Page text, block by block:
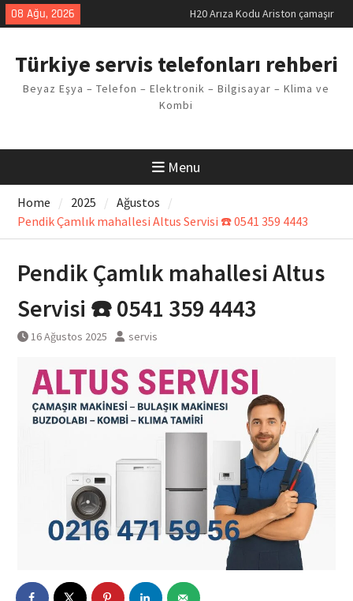
Skip
to
08 Ağu, 2026
LG kombi E2 Arızası Çözümü
Vaillant çamaşır makinesi E03
Arıza Kodu
Ferroli klima E3 Arızası Çözümü
Türkiye servis telefonları rehberi
Beyaz Eşya – Telefon – Elektronik – Bilgisayar – Klima ve
Kombi
Menu
Home 2025
Ağustos
Pendik Çamlık mahallesi Altus Servisi ☎️ 0541 359 4443
Pendik Çamlık mahallesi Altus
Servisi ☎️ 0541 359 4443
16 Ağustos 2025 servis